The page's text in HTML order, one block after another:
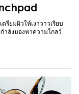
ยมผิวให้เงาวาวเรียบ
ำลังมองหาความโกลว์